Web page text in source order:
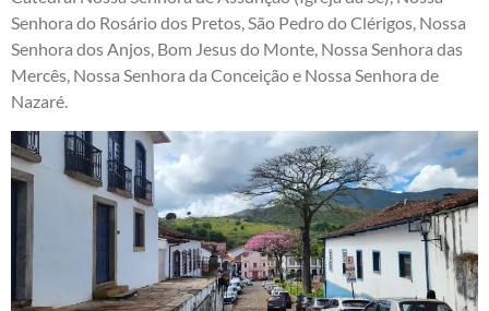
Senhora do Rosário dos Pretos, São Pedro do Clérigos, Nossa
Senhora dos Anjos, Bom Jesus do Monte, Nossa Senhora das
Mercês, Nossa Senhora da Conceição e Nossa Senhora de
Nazaré.